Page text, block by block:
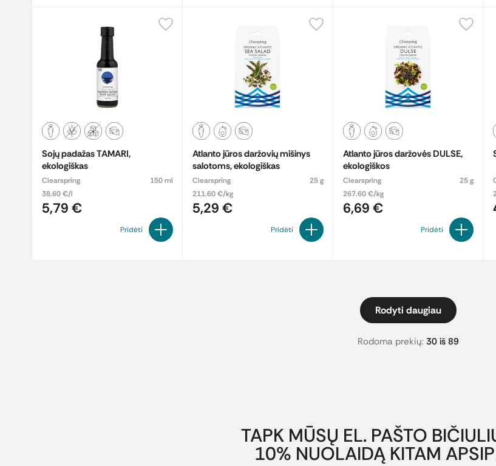
Sojų padažas TAMARI,
ekologiškas
Clearspring
150 ml
38.60 €/l
5,79 €
Pridėti
Atlanto jūros daržovių mišinys
salotoms, ekologiškas
Clearspring
25 g
211.60 €/kg
5,29 €
Pridėti
Atlanto jūros daržovės DULSE,
ekologiškos
Clearspring
25 g
267.60 €/kg
6,69 €
Pridėti
Rodyti daugiau
Rodoma prekių: 30 iš 89
TAPK MŪSŲ EL. PAŠTO
10% NUOLAIDĄ KITAM